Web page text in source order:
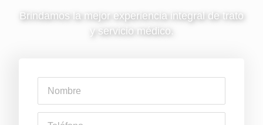
Brindamos la mejor experiencia integral de trato
y servicio médico.